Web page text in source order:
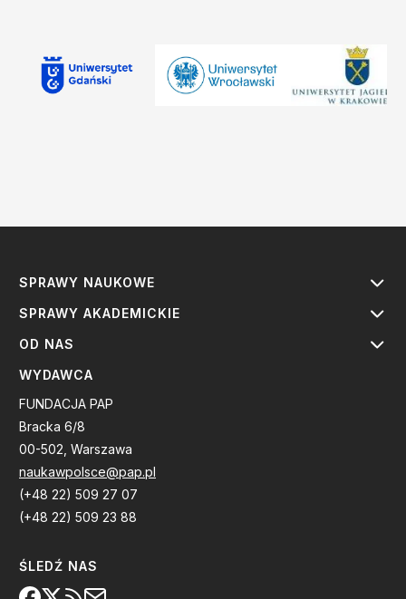
SPRAWY NAUKOWE
SPRAWY AKADEMICKIE
OD NAS
WYDAWCA
FUNDACJA PAP
Bracka 6/8
00-502, Warszawa
naukawpolsce@pap.pl
(+48 22) 509 27 07
(+48 22) 509 23 88
ŚLEDŹ NAS